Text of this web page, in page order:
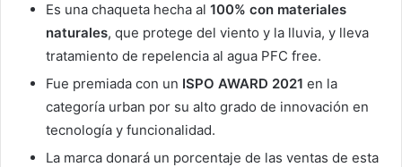
Es una chaqueta hecha al 100% con materiales
naturales, que protege del viento y la lluvia, y lleva
tratamiento de repelencia al agua PFC free.
Fue premiada con un ISPO AWARD 2021 en la
categoría urban por su alto grado de innovación en
tecnología y funcionalidad.
La marca donará un porcentaje de las ventas de esta